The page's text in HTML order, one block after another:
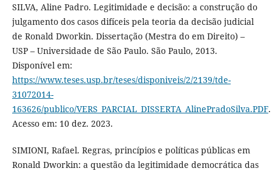
SILVA, Aline Padro. Legitimidade e decisão: a construção do
julgamento dos casos difíceis pela teoria da decisão judicial
de Ronald Dworkin. Dissertação (Mestra do em Direito) –
USP – Universidade de São Paulo. São Paulo, 2013.
Disponível em:
https://www.teses.usp.br/teses/disponiveis/2/2139/tde-
31072014-
163626/publico/VERS_PARCIAL_DISSERTA_AlinePradoSilva.PDF.
Acesso em: 10 dez. 2023.
SIMIONI, Rafael. Regras, princípios e políticas públicas em
Ronald Dworkin: a questão da legitimidade democrática das